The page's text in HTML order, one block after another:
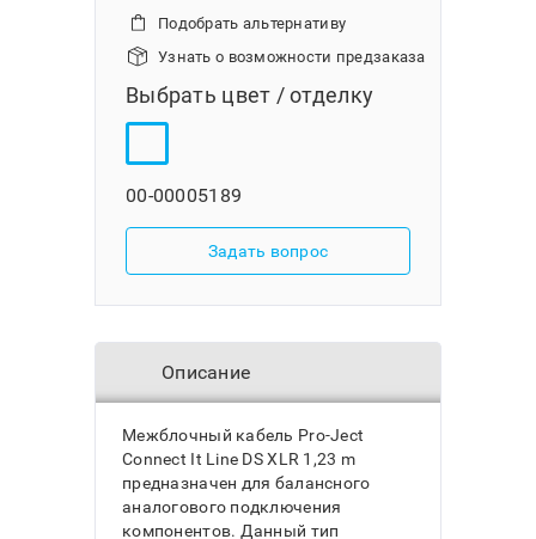
Подобрать альтернативу
Узнать о возможности предзаказа
Выбрать цвет / отделку
00-00005189
Задать вопрос
Описание
Межблочный кабель Pro-Ject
Connect It Line DS XLR 1,23 m
предназначен для балансного
аналогового подключения
компонентов. Данный тип